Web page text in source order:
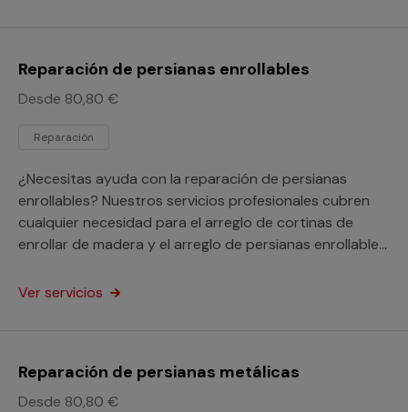
Reparación de persianas enrollables
Desde 80,80 €
Reparación
¿Necesitas ayuda con la reparación de persianas
enrollables? Nuestros servicios profesionales cubren
cualquier necesidad para el arreglo de cortinas de
enrollar de madera y el arreglo de persianas enrollables
Ver servicios
Reparación de persianas metálicas
Desde 80,80 €